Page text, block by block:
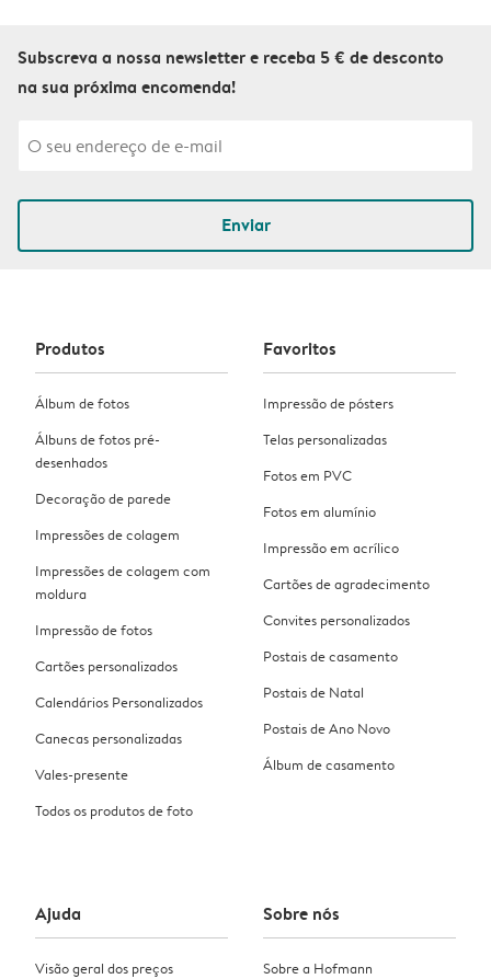
Subscreva a nossa newsletter e receba 5 € de desconto
na sua próxima encomenda!
Enviar
Produtos
Álbum de fotos
Álbuns de fotos pré-
desenhados
Decoração de parede
Impressões de colagem
Impressões de colagem com
moldura
Impressão de fotos
Cartões personalizados
Calendários Personalizados
Canecas personalizadas
Vales-presente
Todos os produtos de foto
Favoritos
Impressão de pósters
Telas personalizadas
Fotos em PVC
Fotos em alumínio
Impressão em acrílico
Cartões de agradecimento
Convites personalizados
Postais de casamento
Postais de Natal
Postais de Ano Novo
Álbum de casamento
Ajuda
Visão geral dos preços
Sobre nós
Sobre a Hofmann